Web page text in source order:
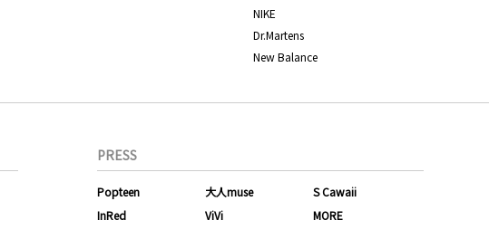
NIKE
Dr.Martens
New Balance
PRESS
Popteen 大人muse
S Cawaii
InRed
ViVi
MORE